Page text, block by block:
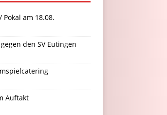
am 18.08.
den SV Eutingen
Auftakt